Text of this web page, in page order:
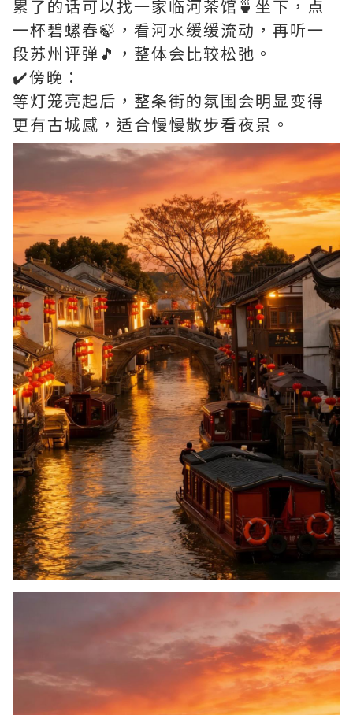
累了的话可以找一家临河茶馆🍵坐下，点
一杯碧螺春🍃，看河水缓缓流动，再听一
段苏州评弹🎵，整体会比较松弛。
✔️傍晚：
等灯笼亮起后，整条街的氛围会明显变得
更有古城感，适合慢慢散步看夜景。